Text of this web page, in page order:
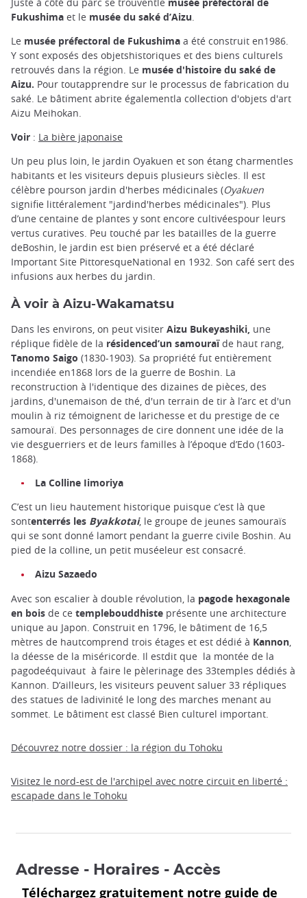
Fukushima et le musée du saké d’Aizu
Le musée préfectoral de Fukushima a été construit en1986.
Y sont exposés des objetshistoriques et des biens culturels
retrouvés dans la région. Le musée d'histoire du saké de
Aizu. Pour toutapprendre sur le processus de fabrication du
saké. Le bâtiment abrite égalementla collection d'objets d'art
Aizu Meihokan.
Voir : La bière japonaise
Un peu plus loin, le jardin Oyakuen et son étang charmentles
habitants et les visiteurs depuis plusieurs siècles. Il est
célèbre pourson jardin d'herbes médicinales (Oyakuen
signifie littéralement "jardind'herbes médicinales"). Plus
d’une centaine de plantes y sont encore cultivéespour leurs
vertus curatives. Peu touché par les batailles de la guerre
deBoshin, le jardin est bien préservé et a été déclaré
Important Site PittoresqueNational en 1932. Son café sert des
infusions aux herbes du jardin.
À voir à Aizu-Wakamatsu
Dans les environs, on peut visiter Aizu Bukeyashiki, une
réplique fidèle de la résidenced’un samouraïde haut rang,
Tanomo Saigo (1830-1903). Sa propriété fut entièrement
incendiée en1868 lors de la guerre de Boshin. La
reconstruction à l'identique des dizaines de pièces, des
jardins, d'unemaison de thé, d'un terrain de tir à l’arc et d'un
moulin à riz témoignent de larichesse et du prestige de ce
samouraï. Des personnages de cire donnent une idée de la
vie desguerriers et de leurs familles à l’époque d’Edo (1603-
1868).
La Colline Iimoriya
C’est un lieu hautement historique puisque c’est là que
sontenterrés les Byakkotai, le groupe de jeunes samouraïs
qui se sont donné lamort pendant la guerre civile Boshin. Au
pied de la colline, un petit muséeleur est consacré.
Aizu Sazaedo
Avec son escalier à double révolution, la pagode hexagonale
en bois de ce templebouddhiste présente une architecture
unique au Japon. Construit en 1796, le bâtiment de 16,5
mètres de hautcomprend trois étages et est dédié à Kannon
la déesse de la miséricorde. Il estdit que la montée de la
pagodeéquivaut à faire le pèlerinage des 33temples dédiés à
Kannon. D’ailleurs, les visiteurs peuvent saluer 33 répliques
des statues de ladivinité le long des marches menant au
sommet. Le bâtiment est classé Bien culturel important.
Découvrez notre dossier : la région du Tohoku
Visitez le nord-est de l'archipel avec notre circuit en liberté :
escapade dans le Tohoku
Adresse - Horaires - Accès